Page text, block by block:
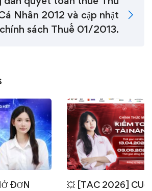
Nhân 2012 và cập nhật
chính sách Thuế 01/2013.
ĐƠN 💥 [TAC 2026]